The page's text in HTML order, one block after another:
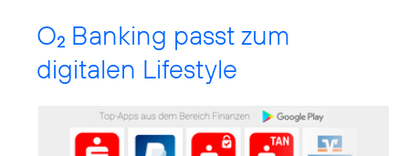
O2 Banking passt zum
digitalen Lifestyle